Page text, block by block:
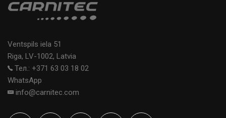
Ventspils iela 51
Riga, LV-1002, Latvia
Тел.: +371 63 03 18 02
WhatsApp
info@carnitec.com